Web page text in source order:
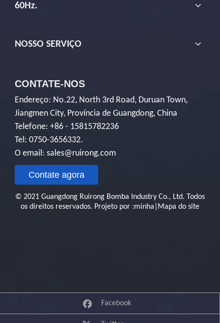
60Hz.
NOSSO SERVIÇO
CONTATE-NOS
Endereço: No.22, North 3rd Road, Duruan Town,
Jiangmen City, Província de Guangdong, China
Telefone: +86 - 15815782236
Tel: 0750-3656332.
O email: sales@ruirong.com
Contate agora
© 2021 Guangdong Ruirong Bomba Industry Co., Ltd. Todos
os direitos reservados. Projeto por :minha Mapa do site
Facebook